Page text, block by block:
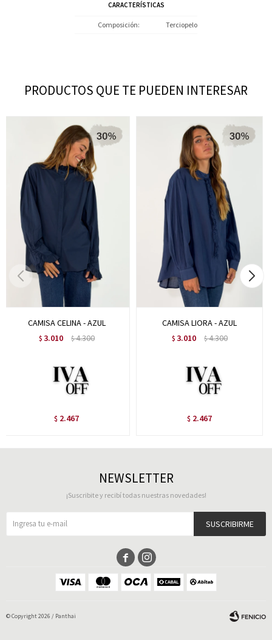
CARACTERÍSTICAS
Composición Terciopelo
PRODUCTOS QUE TE PUEDEN INTERESAR
CAMISA CELINA - AZUL
$ 3.010 $4.300
$ 2.467
CAMISA LIORA - AZUL
$ 3.010 $4.300
$ 2.467
NEWSLETTER
¡Suscribite y recibí todas nuestras novedades!
SUSCRIBIRME
 
© Copyright 2026 / Panthai